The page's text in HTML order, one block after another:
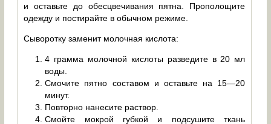
и оставьте до обесцвечивания пятна. Прополощите
одежду и постирайте в обычном режиме.
Сыворотку заменит молочная кислота:
4 грамма молочной кислоты разведите в 20 мл
воды.
Смочите пятно составом и оставьте на 15—20
минут.
Повторно нанесите раствор.
Смойте мокрой губкой и подсушите ткань